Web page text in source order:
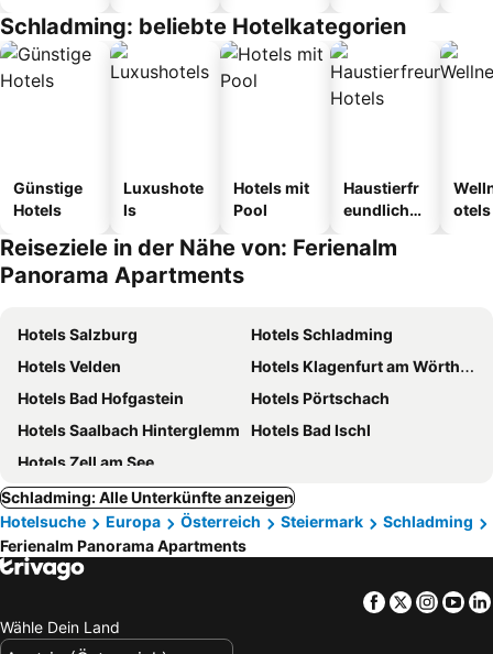
Schladming: beliebte Hotelkategorien
Günstige
Hotels
Luxushote
ls
Hotels mit
Pool
Haustierfr
eundliche
otels
Reiseziele in der Nähe von: Ferienalm
Panorama Apartments
Hotels Salzburg
Hotels Schladming
Hotels Velden
Hotels Klagenfurt am Wörthersee
Hotels Bad Hofgastein
Hotels Pörtschach
Hotels Saalbach Hinterglemm
Hotels Bad Ischl
Hotels Zell am See
Schladming: Alle Unterkünfte anzeigen
Hotelsuche
Europa Österreich Steiermark
Schladming
Ferienalm Panorama Apartments
Facebook
Twitter
Wähle Dein Land